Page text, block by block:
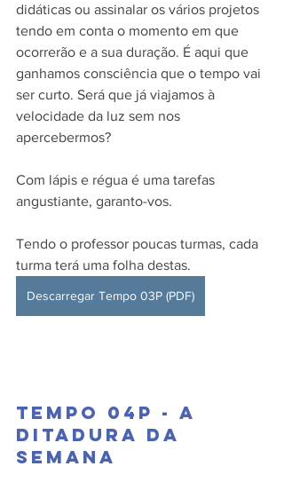
didáticas ou assinalar os vários projetos
tendo em conta o momento em que
ocorrerão e a sua duração. É aqui que
ganhamos consciência que o tempo vai
ser curto. Será que já viajamos à
velocidade da luz sem nos
apercebermos?
Com lápis e régua é uma tarefas
angustiante, garanto-vos.
Tendo o professor poucas turmas, cada
turma terá uma folha destas.
Descarregar Tempo 03P (PDF)
Tempo 04P - A
ditadura da
semana